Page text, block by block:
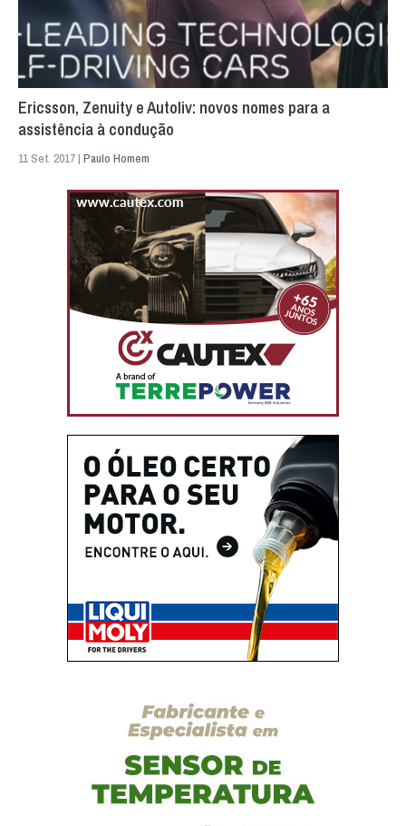
Ericsson, Zenuity e Autoliv: novos nomes para a
assistência à condução
11 Set. 2017 | Paulo Homem